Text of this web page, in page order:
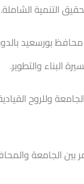
التنمية الشاملة.
بورسعيد
البناء والتطوير.
وللروح
الجامعة